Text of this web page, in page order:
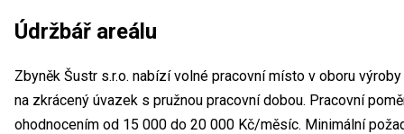
Údržbář areálu
Zbyněk Šustr s.r.o. nabízí volné pracovní místo v oboru
na zkrácený úvazek s pružnou pracovní dobou. Pracovní
ohodnocením od 15 000 do 20 000 Kč/měsíc. Minimální